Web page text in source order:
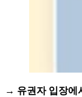
→ 유권자 입장에